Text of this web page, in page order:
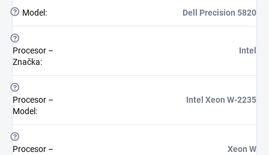
? Model : Dell Precision 5820
?
Procesor –
Značka:
Intel
?
Procesor –
Model :
Intel Xeon W-2235
?
Procesor –
Xeon W